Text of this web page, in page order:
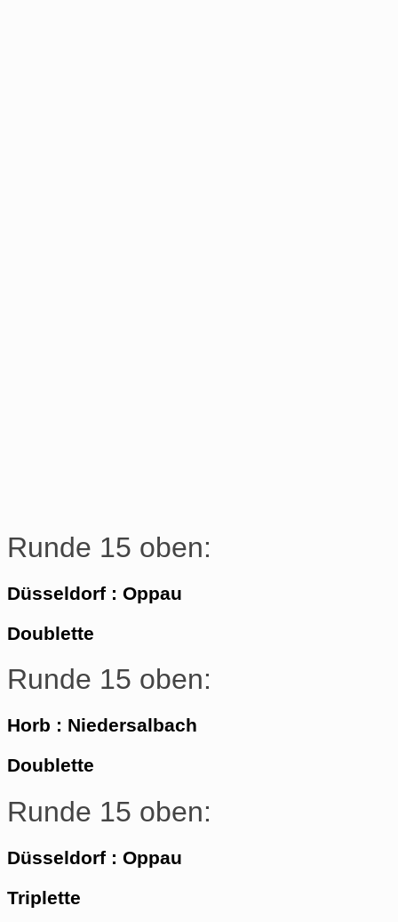
Runde 15 oben:
Düsseldorf : Oppau
Doublette
Runde 15 oben:
Horb : Niedersalbach
Doublette
Runde 15 oben:
Düsseldorf : Oppau
Triplette